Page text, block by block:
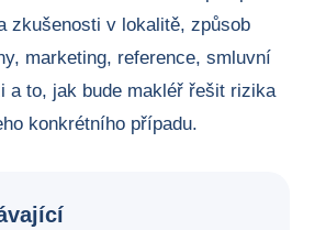
zkušenosti v lokalitě, způsob
marketing, reference, smluvní
a to, jak bude makléř řešit rizika
konkrétního případu.